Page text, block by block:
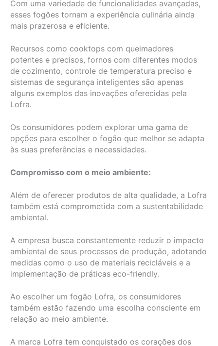
Com uma variedade de funcionalidades avançadas,
esses fogões tornam a experiência culinária ainda
mais prazerosa e eficiente.
Recursos como cooktops com queimadores
potentes e precisos, fornos com diferentes modos
de cozimento, controle de temperatura preciso e
sistemas de segurança inteligentes são apenas
alguns exemplos das inovações oferecidas pela
Lofra.
Os consumidores podem explorar uma gama de
opções para escolher o fogão que melhor se adapta
às suas preferências e necessidades.
Compromisso com o meio ambiente:
Além de oferecer produtos de alta qualidade, a Lofra
também está comprometida com a sustentabilidade
ambiental.
A empresa busca constantemente reduzir o impacto
ambiental de seus processos de produção, adotando
medidas como o uso de materiais recicláveis e a
implementação de práticas eco-friendly.
Ao escolher um fogão Lofra, os consumidores
também estão fazendo uma escolha consciente em
relação ao meio ambiente.
A marca Lofra tem conquistado os corações dos